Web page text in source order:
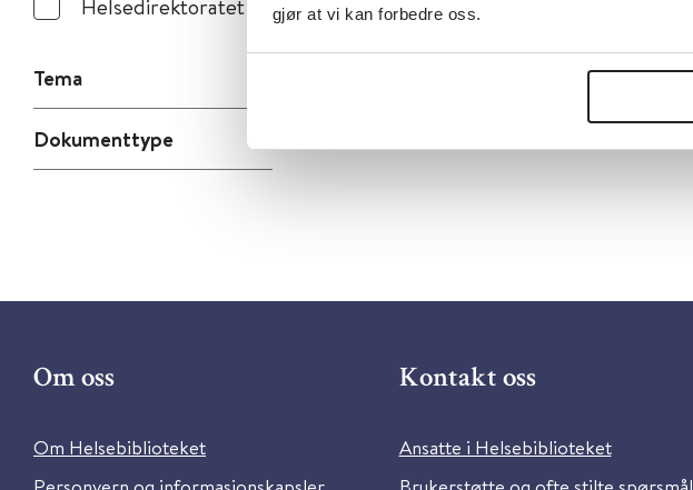
gjør at vi kan forbedre oss.
Helsedirektoratet
Tema
Dokumenttype
Om oss
Om Helsebiblioteket
Kontakt oss
Ansatte i Helsebiblioteket